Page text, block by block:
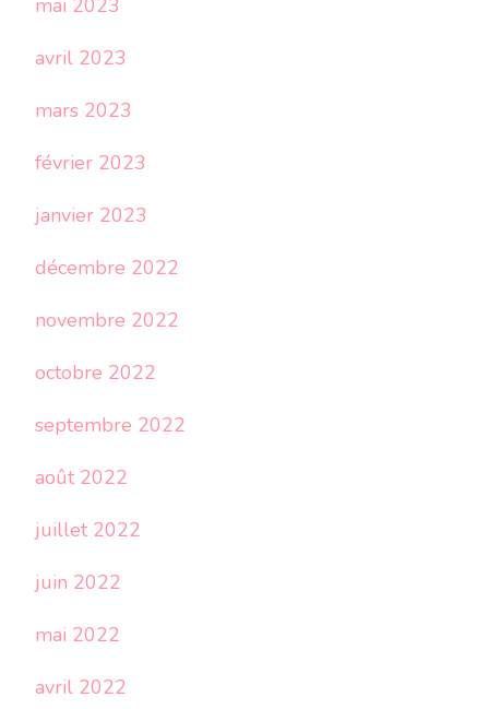
avril 2023
mars 2023
février 2023
janvier 2023
décembre 2022
novembre 2022
octobre 2022
septembre 2022
août 2022
juillet 2022
juin 2022
mai 2022
avril 2022